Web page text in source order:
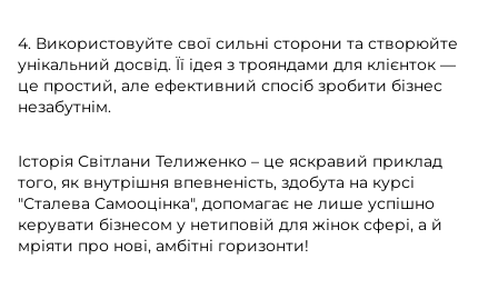
4. Використовуйте свої сильні сторони та створюйте
унікальний досвід. Її ідея з трояндами для клієнток —
це простий, але ефективний спосіб зробити бізнес
незабутнім.
Історія Світлани Телиженко – це яскравий приклад
того, як внутрішня впевненість, здобута на курсі
"Сталева Самооцінка", допомагає не лише успішно
керувати бізнесом у нетиповій для жінок сфері, а й
мріяти про нові, амбітні горизонти!